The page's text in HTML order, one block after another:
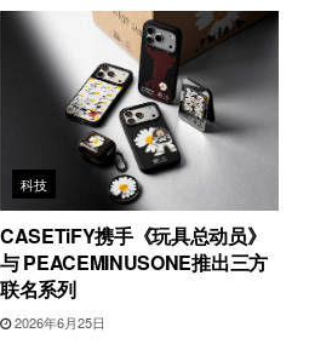
科技
CASETiFY携手《玩具总动员》
与 PEACEMINUSONE推出三方
联名系列
2026年6月25日